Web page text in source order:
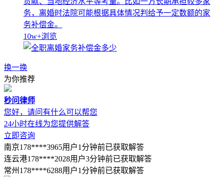
务，离婚时法院可能根据具体情况判给予一定数额的家
务补偿金。
10w+浏览
换一换
为你推荐
秒问律师
您好，请问有什么可以帮您
24小时在线为您提供解答
立即咨询
南京178****3965用户1分钟前已获取解答
连云港178****2028用户3分钟前已获取解答
常州178****6288用户1分钟前已获取解答